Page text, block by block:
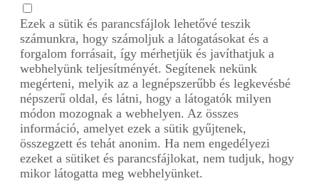
Ezek a sütik és parancsfájlok lehetővé teszik
számunkra, hogy számoljuk a látogatásokat és a
forgalom forrásait, így mérhetjük és javíthatjuk a
webhelyünk teljesítményét. Segítenek nekünk
megérteni, melyik az a legnépszerűbb és legkevésbé
népszerű oldal, és látni, hogy a látogatók milyen
módon mozognak a webhelyen. Az összes
információ, amelyet ezek a sütik gyűjtenek,
összegzett és tehát anonim. Ha nem engedélyezi
ezeket a sütiket és parancsfájlokat, nem tudjuk, hogy
mikor látogatta meg webhelyünket.